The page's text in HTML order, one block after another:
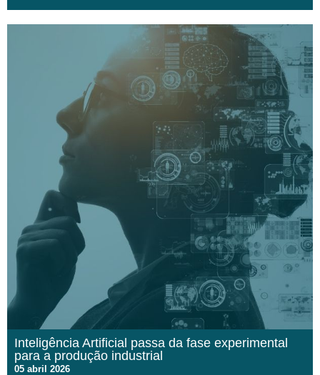
Inteligência Artificial passa da fase experimental
para a produção industrial
05 abril 2026